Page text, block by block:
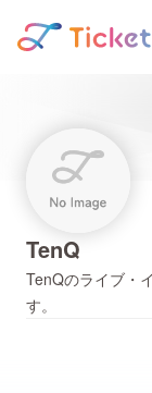
TenQ
TenQのライブ・
す。